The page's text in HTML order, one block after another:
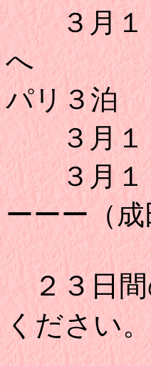
３月１０
パリ３泊
３月１３
３
ーーー（
２３日
ください。